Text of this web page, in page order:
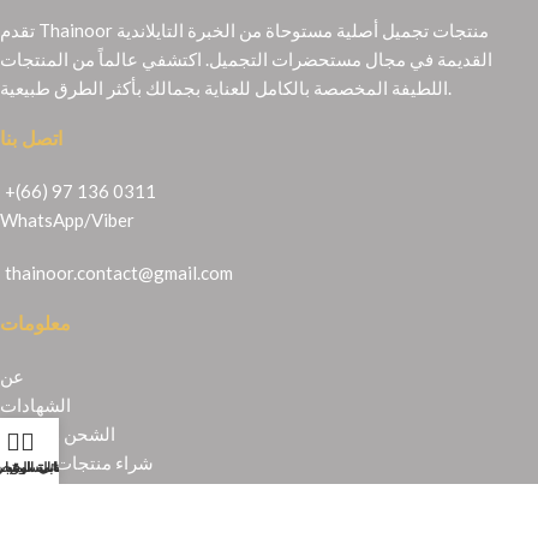
تقدم Thainoor منتجات تجميل أصلية مستوحاة من الخبرة التايلاندية
القديمة في مجال مستحضرات التجميل. اكتشفي عالماً من المنتجات
اتصل بنا
+(66) 97 136 0311
WhatsApp/Viber
thainoor.contact@gmail.com
معلومات
عن
الشهادات
الشحن والإرجاع
شراء منتجات تايلندية
قائمة
عربة التسوق
حسابي